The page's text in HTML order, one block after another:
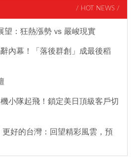
/ HOT NEWS /
望：狂熱漲勢 vs 嚴峻現實
內幕！「落後群創」成最後稻
小隊起飛！鎖定美日頂級客戶切
好的台灣：回望精彩風雲，預